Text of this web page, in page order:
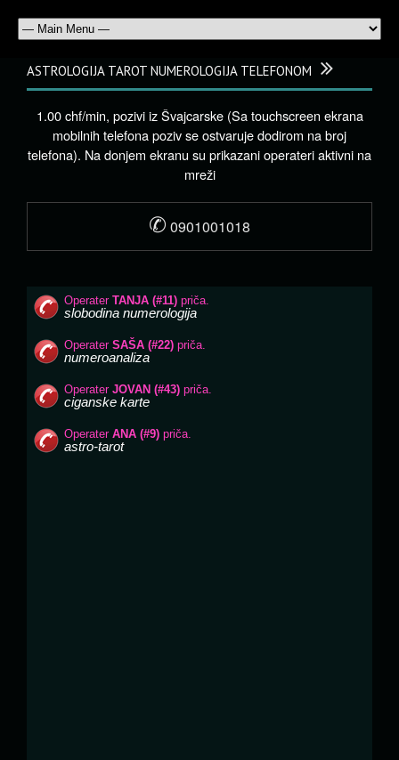
ASTROLOGIJA TAROT NUMEROLOGIJA TELEFONOM
1.00 chf/min, pozivi iz Švajcarske (Sa touchscreen ekrana
mobilnih telefona poziv se ostvaruje dodirom na broj
telefona). Na donjem ekranu su prikazani operateri aktivni na
mreži
✆ 0901001018